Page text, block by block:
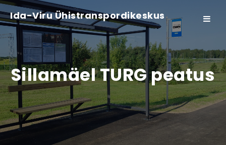
Ida-Viru Ühistranspordikeskus
Toggle
Sillamäel TURG peatus